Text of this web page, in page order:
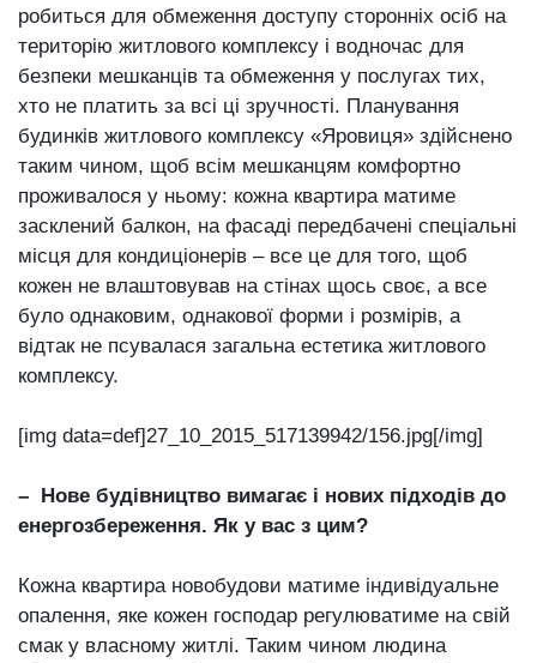
робиться для обмеження доступу сторонніх осіб на
територію житлового комплексу і водночас для
безпеки мешканців та обмеження у послугах тих,
хто не платить за всі ці зручності. Планування
будинків житлового комплексу «Яровиця» здійснено
таким чином, щоб всім мешканцям комфортно
проживалося у ньому: кожна квартира матиме
засклений балкон, на фасаді передбачені спеціальні
місця для кондиціонерів – все це для того, щоб
кожен не влаштовував на стінах щось своє, а все
було однаковим, однакової форми і розмірів, а
відтак не псувалася загальна естетика житлового
комплексу.
[img data=def]27_10_2015_517139942/156.jpg[/img]
– Нове будівництво вимагає і нових підходів до
енергозбереження. Як у вас з цим?
Кожна квартира новобудови матиме індивідуальне
опалення, яке кожен господар регулюватиме на свій
смак у власному житлі. Таким чином людина